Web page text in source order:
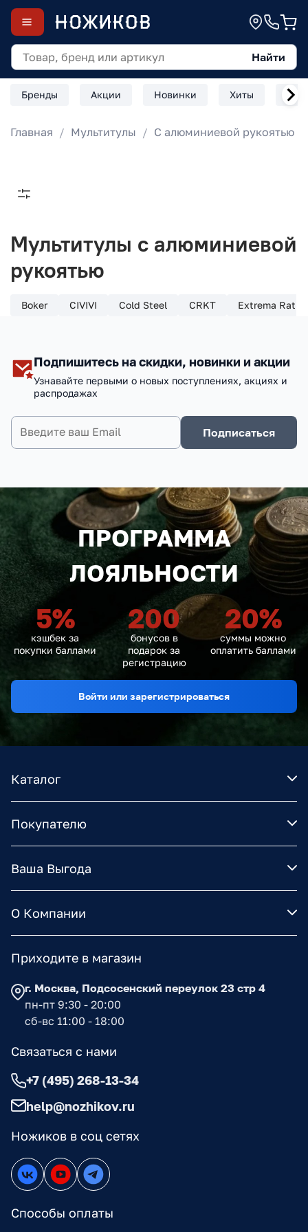
Найти
Бренды Акции Новинки Хиты
Главная Мультитулы С алюминиевой рукоятью
Мультитулы с алюминиевой
рукоятью
Boker CIVIVI Cold Steel CRKT Extrema Ratio
Подпишитесь на скидки, новинки и акции
Узнавайте первыми о новых поступлениях, акциях и
распродажах
Подписаться
ПРОГРАММА
ЛОЯЛЬНОСТИ
5%
кэшбек за
покупки баллами
200
бонусов в
подарок за
регистрацию
20%
суммы можно
оплатить баллами
Войти или зарегистрироваться
Каталог
Покупателю
Ваша Выгода
О Компании
Ножиков в соц сетях
Способы оплаты
Приходите в магазин
г. Москва, Подсосенский переулок 23 стр 4
пн-пт 9:30 - 20:00
сб-вс 11:00 - 18:00
Связаться с нами
+7 (495) 268-13-34
help@nozhikov.ru